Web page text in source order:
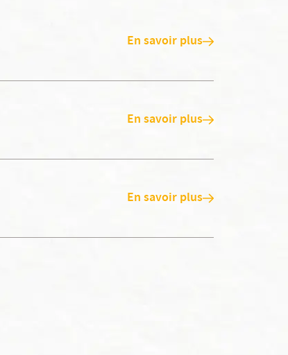
En savoir plus
En savoir plus
En savoir plus